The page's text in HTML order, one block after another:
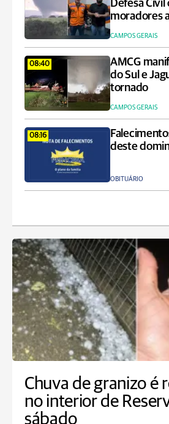
Defesa
moradores
CAMPOS GERAIS
08:40
AMCG
do Sul e
tornado
CAMPOS GERAIS
08:16
deste
OBITUÁRIO
Chuva de granizo é
no interior de
sábado